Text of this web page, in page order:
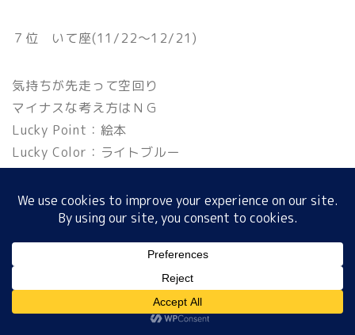
７位 いて座(11/22〜12/21)
気持ちが先走って空回り
マイナスな考え方はＮＧ
Lucky Point：絵本
Lucky Color：ライトブルー
８位 おひつじ座(3/21〜4/19)
判断をミスして損しそう
デメリットも必ず確認を
Lucky Point：お弁当
Lucky Color：レッド
プロフィール サイトマップ